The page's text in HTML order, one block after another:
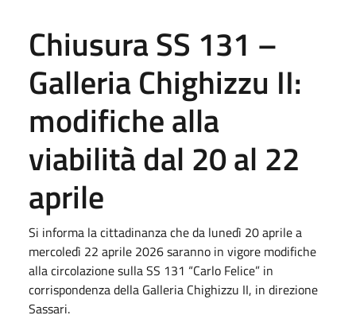
Chiusura SS 131 –
Galleria Chighizzu II:
modifiche alla
viabilità dal 20 al 22
aprile
Si informa la cittadinanza che da lunedì 20 aprile a
mercoledì 22 aprile 2026 saranno in vigore modifiche
alla circolazione sulla SS 131 “Carlo Felice” in
corrispondenza della Galleria Chighizzu II, in direzione
Sassari.